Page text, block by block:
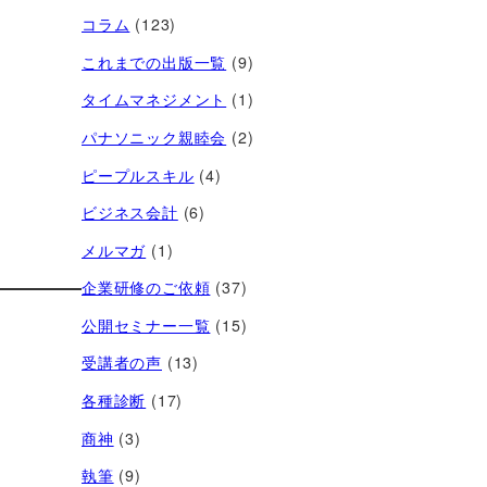
コラム (123)
これまでの出版一覧 (9)
タイムマネジメント (1)
パナソニック親睦会 (2)
ピープルスキル (4)
ビジネス会計 (6)
メルマガ (1)
企業研修のご依頼 (37)
公開セミナー一覧 (15)
受講者の声 (13)
各種診断 (17)
商神 (3)
執筆 (9)